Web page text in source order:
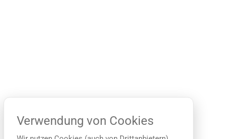
Verwendung von Cookies